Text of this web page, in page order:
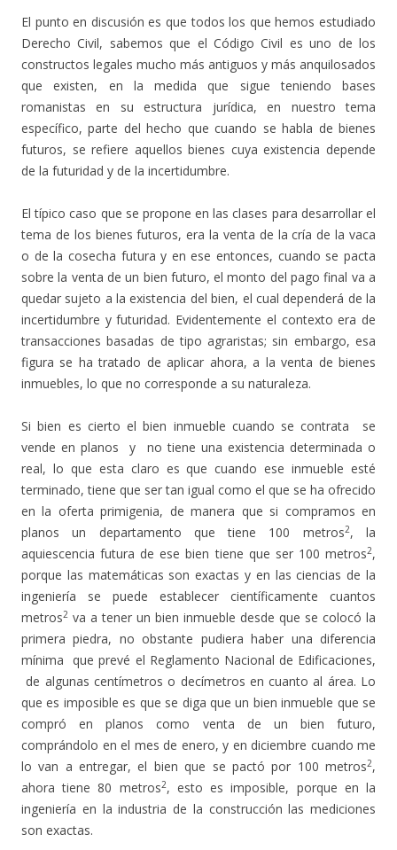
El punto en discusión es que todos los que hemos estudiado
Derecho Civil, sabemos que el Código Civil es uno de los
constructos legales mucho más antiguos y más anquilosados
que existen, en la medida que sigue teniendo bases
romanistas en su estructura jurídica, en nuestro tema
específico, parte del hecho que cuando se habla de bienes
futuros, se refiere aquellos bienes cuya existencia depende
de la futuridad y de la incertidumbre.
El típico caso que se propone en las clases para desarrollar el
tema de los bienes futuros, era la venta de la cría de la vaca
o de la cosecha futura y en ese entonces, cuando se pacta
sobre la venta de un bien futuro, el monto del pago final va a
quedar sujeto a la existencia del bien, el cual dependerá de la
incertidumbre y futuridad. Evidentemente el contexto era de
transacciones basadas de tipo agraristas; sin embargo, esa
figura se ha tratado de aplicar ahora, a la venta de bienes
inmuebles, lo que no corresponde a su naturaleza.
Si bien es cierto el bien inmueble cuando se contrata se
vende en planos y no tiene una existencia determinada o
real, lo que esta claro es que cuando ese inmueble esté
terminado, tiene que ser tan igual como el que se ha ofrecido
en la oferta primigenia, de manera que si compramos en
planos un departamento que tiene 100 metros2, la
aquiescencia futura de ese bien tiene que ser 100 metros2,
porque las matemáticas son exactas y en las ciencias de la
ingeniería se puede establecer científicamente cuantos
metros2 va a tener un bien inmueble desde que se colocó la
primera piedra, no obstante pudiera haber una diferencia
mínima que prevé el Reglamento Nacional de Edificaciones,
de algunas centímetros o decímetros en cuanto al área. Lo
que es imposible es que se diga que un bien inmueble que se
compró en planos como venta de un bien futuro,
comprándolo en el mes de enero, y en diciembre cuando me
lo van a entregar, el bien que se pactó por 100 metros2,
ahora tiene 80 metros2, esto es imposible, porque en la
ingeniería en la industria de la construcción las mediciones
son exactas.